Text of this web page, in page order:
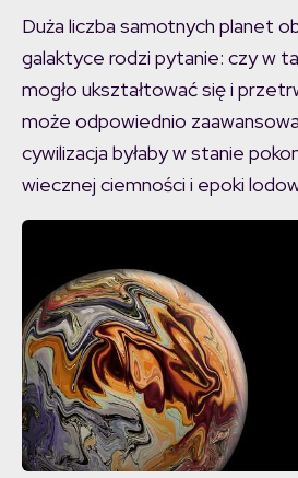
Duża liczba samotnych planet
galaktyce rodzi pytanie: czy w
mogło ukształtować się i
może odpowiednio
cywilizacja byłaby w stanie
wiecznej ciemności i epoki